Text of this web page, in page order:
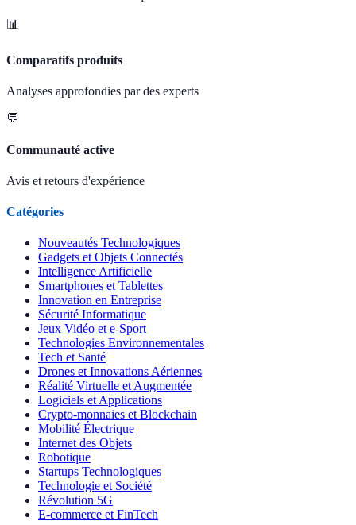
📊
Comparatifs produits
Analyses approfondies par des experts
💬
Communauté active
Avis et retours d'expérience
Catégories
Nouveautés Technologiques
Gadgets et Objets Connectés
Intelligence Artificielle
Smartphones et Tablettes
Innovation en Entreprise
Sécurité Informatique
Jeux Vidéo et e-Sport
Technologies Environnementales
Tech et Santé
Drones et Innovations Aériennes
Réalité Virtuelle et Augmentée
Logiciels et Applications
Crypto-monnaies et Blockchain
Mobilité Électrique
Internet des Objets
Robotique
Startups Technologiques
Technologie et Société
Révolution 5G
E-commerce et FinTech